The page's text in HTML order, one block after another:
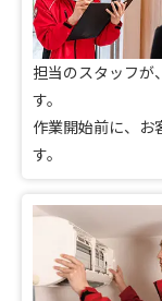
担当のスタッフが
す。
作業開始前に、お
す。